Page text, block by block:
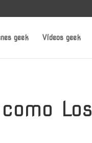
geek Vídeos geek
Los